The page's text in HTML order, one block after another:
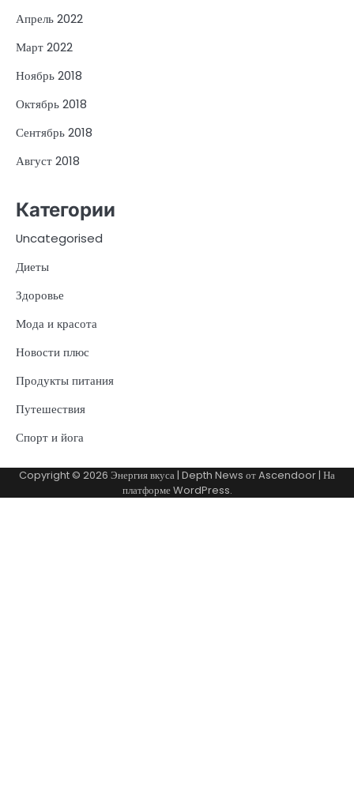
Апрель 2022
Март 2022
Ноябрь 2018
Октябрь 2018
Сентябрь 2018
Август 2018
Категории
Uncategorised
Диеты
Здоровье
Мода и красота
Новости плюс
Продукты питания
Путешествия
Спорт и йога
Copyright © 2026 Энергия вкуса| Depth News отAscendoor| На
платформеWordPress.